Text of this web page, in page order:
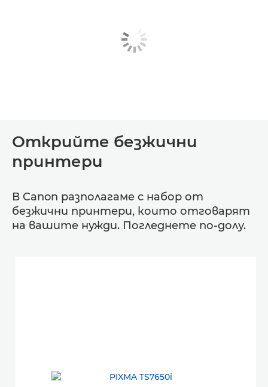
Открийте безжични
принтери
В Canon разполагаме с набор от
безжични принтери, които отговарят
на вашите нужди. Погледнете по-долу.